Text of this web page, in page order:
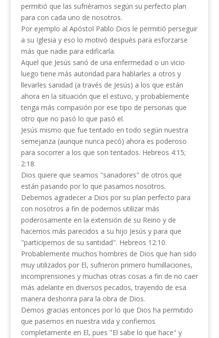
permitió que las sufriéramos según su perfecto plan
para con cada uno de nosotros.
Por ejemplo al Apóstol Pablo Dios le permitió perseguir
a su Iglesia y eso lo motivó después para esforzarse
más que nadie para edificarla.
Aquel que Jesús sanó de una enfermedad o un vicio
luego tiene más autoridad para hablarles a otros y
llevarles sanidad (a través de Jesús) a los que están
ahora en la situación que el estuvo, y probablemente
tenga más compasión por ese tipo de personas que
otro que no pasó lo que pasó el.
Jesús mismo que fue tentado en todo según nuestra
semejanza (aunque nunca pecó) ahora es poderoso
para socorrer a los que son tentados. Hebreos 4:15;
2:18.
Dios quiere que seamos "sanadores" de otros que
están pasando por lo que pasamos nosotros.
Debemos agradecer a Dios por su plan perfecto para
con nosotros a fin de podernos utilizar más
poderosamente en la extensión de su Reino y de
hacernos más parecidos a su hijo Jesús y para que
"participemos de su santidad". Hebreos 12:10.
Probablemente muchos hombres de Dios que han sido
muy utilizados por El, sufrieron primero humillaciones,
incomprensiones y muchas otras cosas a fin de no caer
más adelante en diversos pecados, trayendo de esa
manera deshonra para la obra de Dios.
Demos gracias entonces por lo que Dios ha permitido
que pasemos en nuestra vida y confiemos
completamente en El, pues "El sabe lo que hace" y